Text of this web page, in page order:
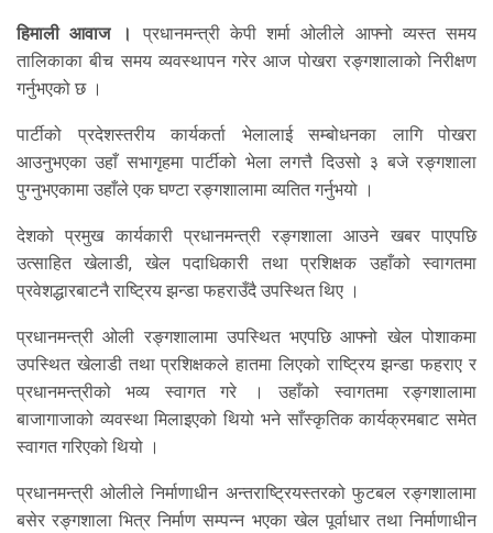
हिमाली आवाज ।
प्रधानमन्त्री केपी शर्मा ओलीले आफ्नो व्यस्त समय
तालिकाका बीच समय व्यवस्थापन गरेर आज पोखरा रङ्गशालाको निरीक्षण
गर्नुभएको छ ।
पार्टीको प्रदेशस्तरीय कार्यकर्ता भेलालाई सम्बोधनका लागि पोखरा
आउनुभएका उहाँ सभागृहमा पार्टीको भेला लगत्तै दिउसो ३ बजे रङ्गशाला
पुग्नुभएकामा उहाँले एक घण्टा रङ्गशालामा व्यतित गर्नुभयो ।
देशको प्रमुख कार्यकारी प्रधानमन्त्री रङ्गशाला आउने खबर पाएपछि
उत्साहित खेलाडी, खेल पदाधिकारी तथा प्रशिक्षक उहाँको स्वागतमा
प्रवेशद्धारबाटनै राष्ट्रिय झन्डा फहराउँदै उपस्थित थिए ।
प्रधानमन्त्री ओली रङ्गशालामा उपस्थित भएपछि आफ्नो खेल पोशाकमा
उपस्थित खेलाडी तथा प्रशिक्षकले हातमा लिएको राष्ट्रिय झन्डा फहराए र
प्रधानमन्त्रीको भव्य स्वागत गरे । उहाँको स्वागतमा रङ्गशालामा
बाजागाजाको व्यवस्था मिलाइएको थियो भने साँस्कृतिक कार्यक्रमबाट समेत
स्वागत गरिएको थियो ।
प्रधानमन्त्री ओलीले निर्माणाधीन अन्तराष्ट्रियस्तरको फुटबल रङ्गशालामा
बसेर रङ्गशाला भित्र निर्माण सम्पन्न भएका खेल पूर्वाधार तथा निर्माणाधीन